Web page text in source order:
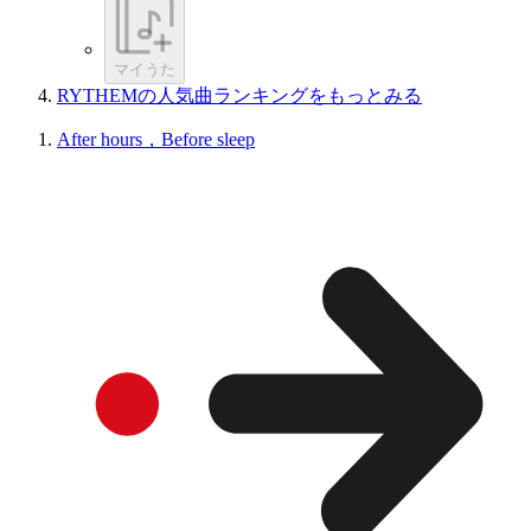
マイうた
RYTHEMの人気曲ランキングをもっとみる
After hours，Before sleep